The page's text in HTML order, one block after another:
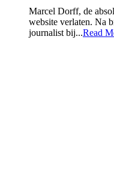
Marcel Dorff, de
website verlaten. Na
journalist bij...Read